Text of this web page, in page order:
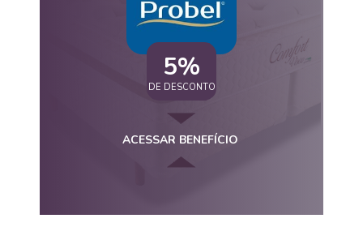
5%
DE DESCONTO
ACESSAR BENEFÍCIO